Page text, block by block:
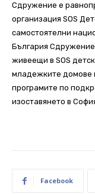
Сдружение е
организация SOS
самостоятелни
България
живеещи в SOS
младежките домове
програмите по
изоставянето в
Facebook